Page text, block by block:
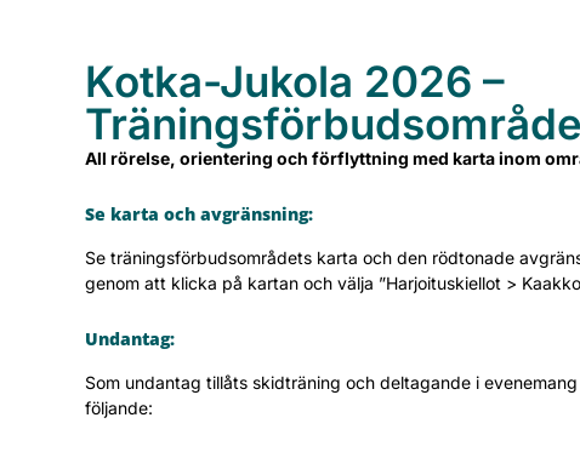
Kotka-Jukola 2026 –
Träningsförbudsområde
All rörelse, orientering och förflyttning med karta inom
Se karta och avgränsning:
Se träningsförbudsområdets karta och den rödtonade
genom att klicka på kartan och välja ”Harjoituskiellot >
Undantag:
Som undantag tillåts skidträning och deltagande i evenemang
följande: